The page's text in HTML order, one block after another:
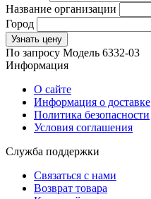
Название организации
Город
Узнать цену
По запросу Модель 6332-03
Информация
О сайте
Информация о доставке
Политика безопасности
Условия соглашения
Служба поддержки
Связаться с нами
Возврат товара